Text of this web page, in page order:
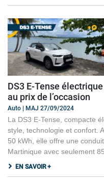
DS3 E-Tense
au prix de l’occasion
Auto | MAJ 27/09/2024
La DS3 E-Tense, compacte
style, technologie et confort.
50 kWh, elle offre une
Martinique avec seulement
EN SAVOIR +